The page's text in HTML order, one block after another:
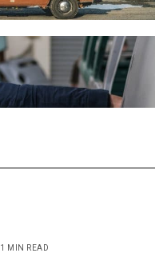
1 MIN READ